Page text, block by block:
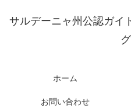
サルデーニャ州公認ガイ
グ
ホーム
お問い合わせ